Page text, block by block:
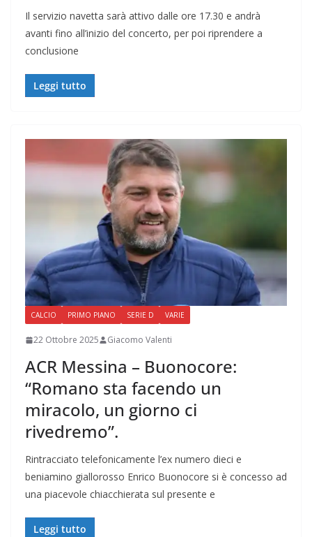
Il servizio navetta sarà attivo dalle ore 17.30 e andrà
avanti fino all’inizio del concerto, per poi riprendere a
conclusione
Leggi tutto
CALCIO PRIMO PIANO SERIE D VARIE
22 Ottobre 2025 Giacomo Valenti
ACR Messina – Buonocore:
“Romano sta facendo un
miracolo, un giorno ci
rivedremo”.
Rintracciato telefonicamente l’ex numero dieci e
beniamino giallorosso Enrico Buonocore si è concesso ad
una piacevole chiacchierata sul presente e
Leggi tutto